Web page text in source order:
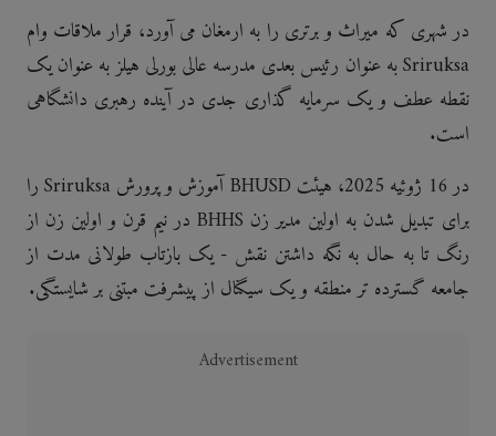
در شهری که میراث و برتری را به ارمغان می آورد، قرار ملاقات وام
Sriruksa به عنوان رئیس بعدی مدرسه عالی بورلی هیلز به عنوان یک
نقطه عطف و یک سرمایه گذاری جدی در آینده رهبری دانشگاهی
است.
در 16 ژوئیه 2025، هیئت BHUSD آموزش و پرورش Sriruksa را
برای تبدیل شدن به اولین مدیر زن BHHS در نیم قرن و اولین زن از
رنگ تا به حال به نگه داشتن نقش - یک بازتاب طولانی مدت از
جامعه گسترده تر منطقه و یک سیگنال از پیشرفت مبتنی بر شایستگی.
Advertisement